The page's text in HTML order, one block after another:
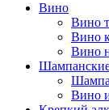
Вино
Вино
Вино
Вино
Вино